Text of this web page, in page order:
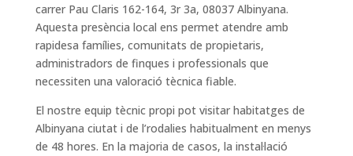
carrer Pau Claris 162-164, 3r 3a, 08037 Albinyana.
Aquesta presència local ens permet atendre amb
rapidesa famílies, comunitats de propietaris,
administradors de finques i professionals que
necessiten una valoració tècnica fiable.
El nostre equip tècnic propi pot visitar habitatges de
Albinyana ciutat i de l’rodalies habitualment en menys
de 48 hores. En la majoria de casos, la instal·lació